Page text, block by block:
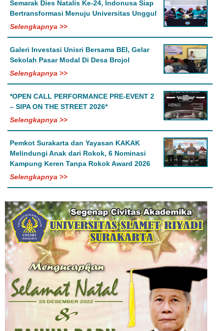
Semarak Dies Natalis Ke-24, Indonusa Siap
Bertransformasi Menuju Universitas Unggul
Selengkapnya >>
Galeri Investasi Unisri Bersama BEI, Gelar
Sekolah Pasar Modal Di Desa Brojol
Selengkapnya >>
*OPEN CALL PERFORMANCE PRE-EVENT 2
– SIPA ON THE STREET 2026*
Selengkapnya >>
Pemkot Surakarta dan Yayasan KAKAK
Melindungi Anak dari Rokok, 6 Nominasi
Kampung Keren Tanpa Rokok Award 2026
Selengkapnya >>